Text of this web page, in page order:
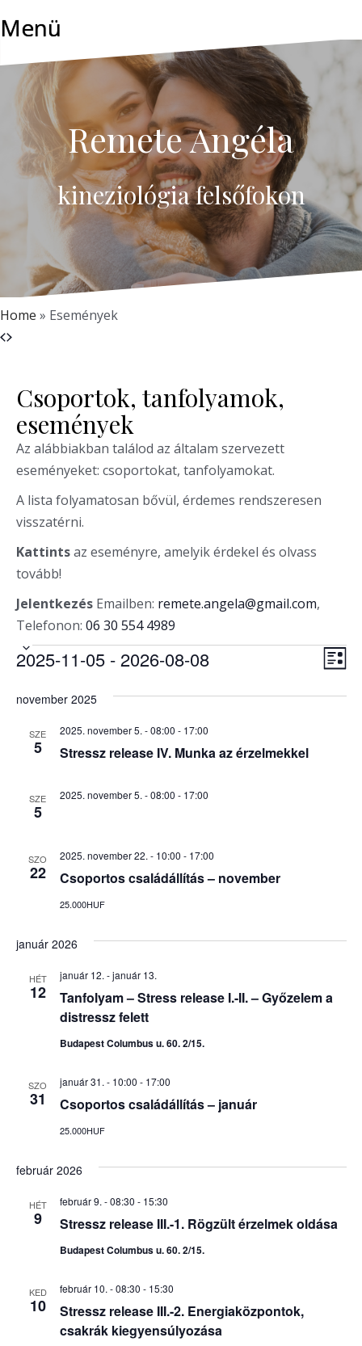
to
Menü
Remete Angéla
kineziológia felsőfokon
Home » Események
Csoportok, tanfolyamok,
események
Az alábbiakban találod az általam szervezett
eseményeket: csoportokat, tanfolyamokat.
A lista folyamatosan bővül, érdemes rendszeresen
visszatérni.
Kattintsaz eseményre, amelyik érdekel és olvass
tovább!
JelentkezésEmailben: remete.angela@gmail.com,
Telefonon: 06 30 554 4989
Események
N
é
e
E
s
e
L
s
2025-11-05 - 2026-08-08
á
á
november 2025
SZE
5 Stressz release IV. Munka az érzelmekkel
2025. november 5. - 08:00 - 17:00
SZE
5
2025. november 5. - 08:00 - 17:00
SZO
22 Csoportos családállítás – november
2025. november 22. - 10:00 - 17:00
25.000HUF
január 2026
HÉT
12
Tanfolyam – Stress release I.-II. – Győzelem a
distressz felett
január 12. -január 13.
Budapest Columbus u. 60. 2/15.
SZO
31 Csoportos családállítás – január
január 31. - 10:00 - 17:00
25.000HUF
február 2026
HÉT
9 Stressz release III.-1. Rögzült érzelmek oldása
február 9. - 08:30 - 15:30
Budapest Columbus u. 60. 2/15.
KED
10
Stressz release III.-2. Energiaközpontok,
csakrák kiegyensúlyozása
február 10. - 08:30 - 15:30